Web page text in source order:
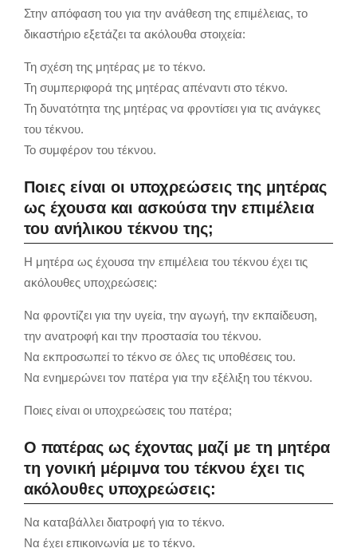
Στην απόφαση του για την ανάθεση της επιμέλειας, το
δικαστήριο εξετάζει τα ακόλουθα στοιχεία:
Τη σχέση της μητέρας με το τέκνο.
Τη συμπεριφορά της μητέρας απέναντι στο τέκνο.
Τη δυνατότητα της μητέρας να φροντίσει για τις ανάγκες
του τέκνου.
Το συμφέρον του τέκνου.
Ποιες είναι οι υποχρεώσεις της μητέρας
ως έχουσα και ασκούσα την επιμέλεια
του ανήλικου τέκνου της;
Η μητέρα ως έχουσα την επιμέλεια του τέκνου έχει τις
ακόλουθες υποχρεώσεις:
Να φροντίζει για την υγεία, την αγωγή, την εκπαίδευση,
την ανατροφή και την προστασία του τέκνου.
Να εκπροσωπεί το τέκνο σε όλες τις υποθέσεις του.
Να ενημερώνει τον πατέρα για την εξέλιξη του τέκνου.
Ποιες είναι οι υποχρεώσεις του πατέρα;
Ο πατέρας ως έχοντας μαζί με τη μητέρα
τη γονική μέριμνα του τέκνου έχει τις
ακόλουθες υποχρεώσεις:
Να καταβάλλει διατροφή για το τέκνο.
Να έχει επικοινωνία με το τέκνο.